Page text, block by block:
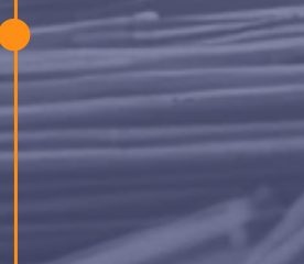
България подкрепи
дари част от своята
благотворителното им